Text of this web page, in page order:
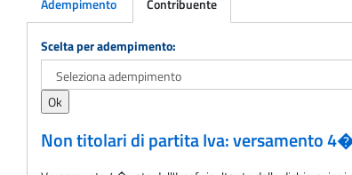
Adempimento Contribuente
Adempimento
Scelta per adempimento:
Non titolari di partita Iva: versamento